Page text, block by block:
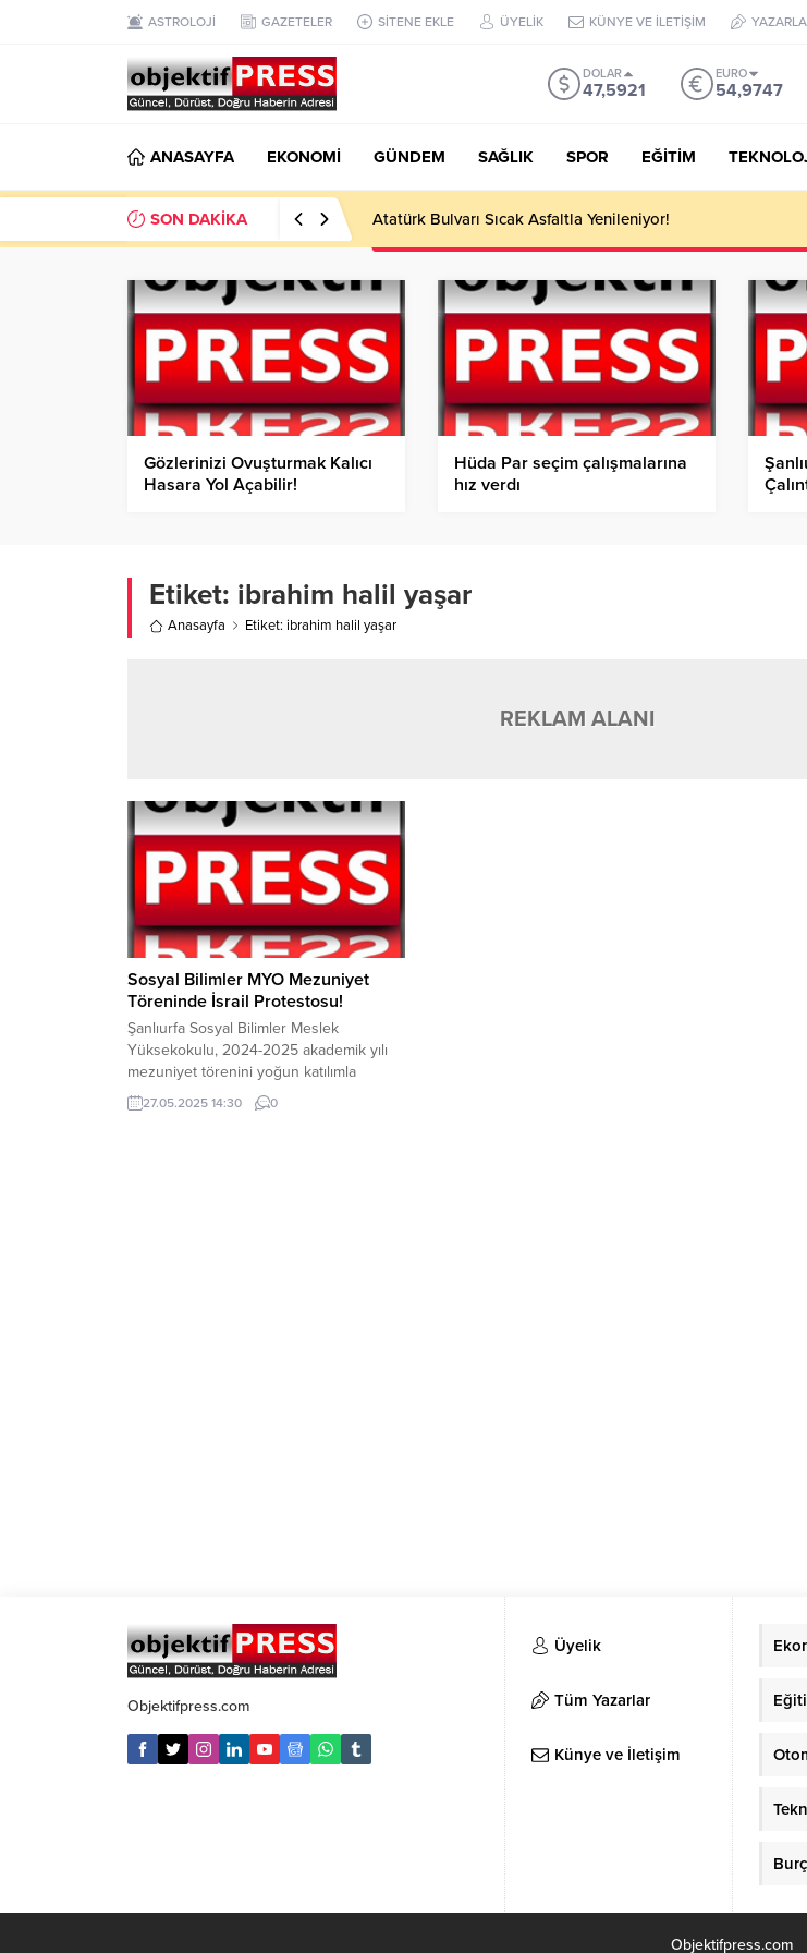
ASTROLOJİ GAZETELER SİTENE EKLE ÜYELİK KÜNYE VE İLETİŞİM
DOLAR
47,5921
EURO
54,9747
ANASAYFA EKONOMİ GÜNDEM SAĞLIK SPOR EĞİTİM
SON DAKİKA Atatürk Bulvarı Sıcak Asfaltla Yenileniyor!
Gözlerinizi Ovuşturmak Kalıcı
Hasara Yol Açabilir!
Hüda Par seçim çalışmalarına
hız verdı
Etiket: ibrahim halil yaşar
Anasayfa Etiket: ibrahim halil yaşar
REKLAM ALANI
Sosyal Bilimler MYO Mezuniyet
Töreninde İsrail Protestosu!
Şanlıurfa Sosyal Bilimler Meslek
Yüksekokulu, 2024-2025 akademik yılı
mezuniyet törenini yoğun katılımla
gerçekleştirdi. Ancak törende,
diplomaların sevinci kadar İsrail’in
27.05.2025 14:30 0
Objektifpress.com
Üyelik
Tüm Yazarlar
Künye ve İletişim
Objektifpress.com